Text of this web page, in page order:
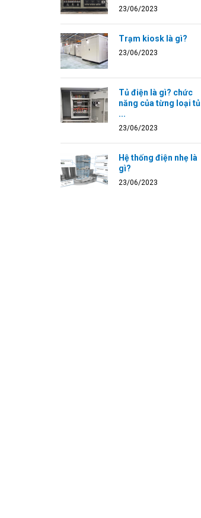
23/06/2023
Trạm kiosk là gì?
23/06/2023
Tủ điện là gì? chức
năng của từng loại tủ
...
23/06/2023
Hệ thống điện nhẹ là
gì?
23/06/2023